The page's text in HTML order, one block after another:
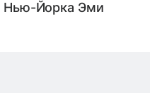
Нью-Йорка Эми